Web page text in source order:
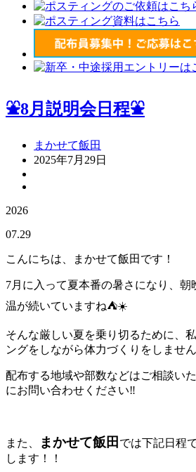
⛲8月説明会日程⛲
まかせて飯田
2025年7月29日
2026
07.29
こんにちは、まかせて飯田です！
7月に入って夏本番の暑さになり、
温が続いていますね⛺☀️
そんな厳しい夏を乗り切るために、
ングをしながら体力づくりをしません
配布する地域や部数などはご相談い
にお問い合わせください‼️
また、 まかせて飯田 では下記日程
します！！